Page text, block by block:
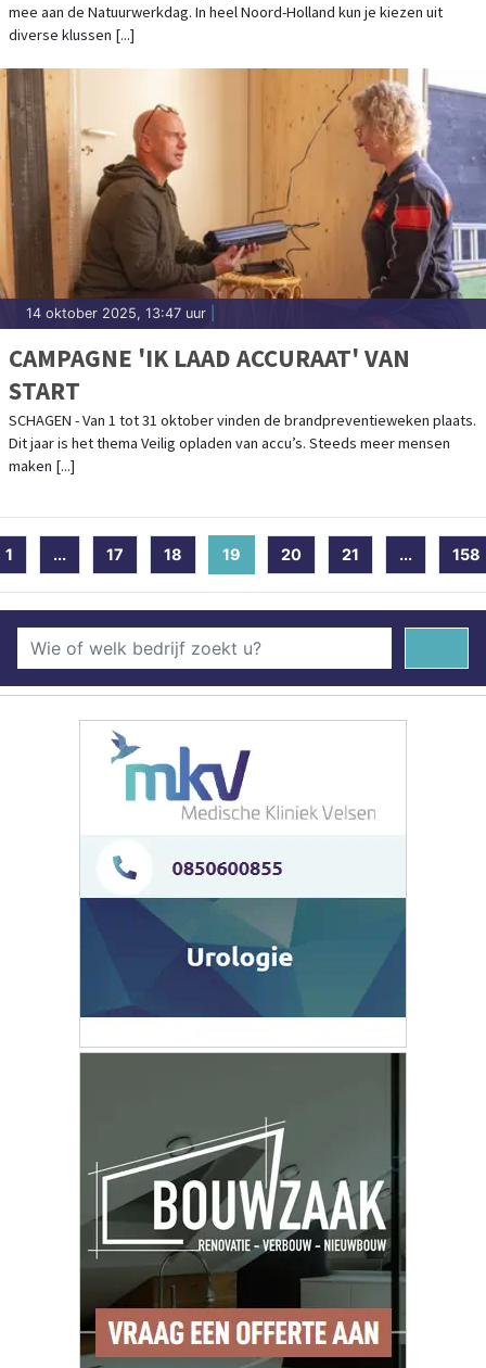
mee aan de Natuurwerkdag. In heel Noord-Holland kun je kiezen uit
diverse klussen [...]
14 oktober 2025, 13:47 uur
CAMPAGNE 'IK LAAD ACCURAAT' VAN
START
SCHAGEN - Van 1 tot 31 oktober vinden de brandpreventieweken plaats.
Dit jaar is het thema Veilig opladen van accu’s. Steeds meer mensen
maken [...]
1 ... 17 18 19 (current)
20 21 ... 158